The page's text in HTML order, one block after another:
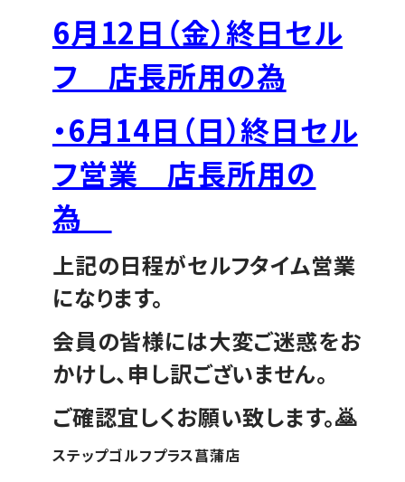
6月12日（金）終日セル
フ 店長所用の為
・6月14日（日）終日セル
フ営業 店長所用の
為
上記の日程がセルフタイム営業
になります。
会員の皆様には大変ご迷惑をお
かけし、申し訳ございません。
ご確認宜しくお願い致します。🙇
ステップゴルフプラス菖蒲店